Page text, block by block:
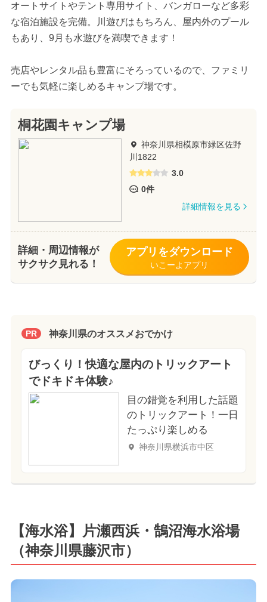
オートサイトやテント専用サイト、バンガローなど多彩
な宿泊施設を完備。川遊びはもちろん、屋内外のプール
もあり、9月も水遊びを満喫できます！
売店やレンタル品も豊富にそろっているので、ファミリ
ーでも気軽に楽しめるキャンプ場です。
桐花園キャンプ場
神奈川県相模原市緑区佐野
川1822
3.0
0件
詳細情報を見る
詳細・周辺情報が
サクサク見れる！
アプリをダウンロード
いこーよアプリ
PR 神奈川県のオススメおでかけ
びっくり！快適な屋内のトリックアート
でドキドキ体験♪
目の錯覚を利用した話題
のトリックアート！一日
たっぷり楽しめる
神奈川県横浜市中区
【海水浴】片瀬西浜・鵠沼海水浴場
（神奈川県藤沢市）